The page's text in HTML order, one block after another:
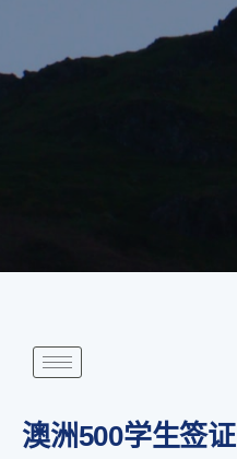
澳洲500学生签证